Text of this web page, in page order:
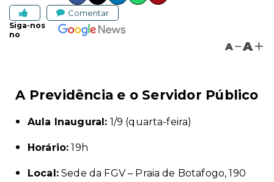
Comentar
Siga-nos
no
A A
A Previdência e o Servidor Público
Aula Inaugural: 1/9 (quarta-feira)
Horário: 19h
Local:Sede da FGV – Praia de Botafogo, 190